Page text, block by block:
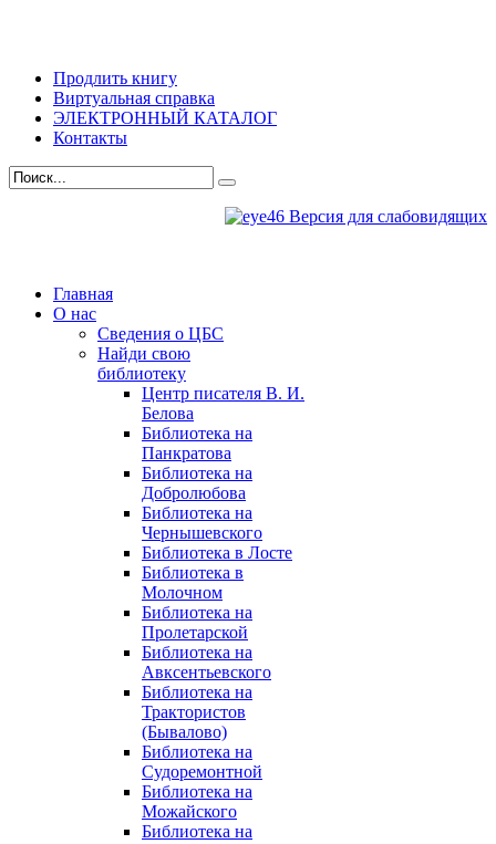
Продлить книгу
Виртуальная справка
ЭЛЕКТРОННЫЙ КАТАЛОГ
Контакты
Версия для слабовидящих
Главная
О нас
Сведения о ЦБС
Найди свою
библиотеку
Центр писателя В. И.
Белова
Библиотека на
Панкратова
Библиотека на
Добролюбова
Библиотека на
Чернышевского
Библиотека в Лосте
Библиотека в
Молочном
Библиотека на
Пролетарской
Библиотека на
Авксентьевского
Библиотека на
Трактористов
(Бывалово)
Библиотека на
Судоремонтной
Библиотека на
Можайского
Библиотека на